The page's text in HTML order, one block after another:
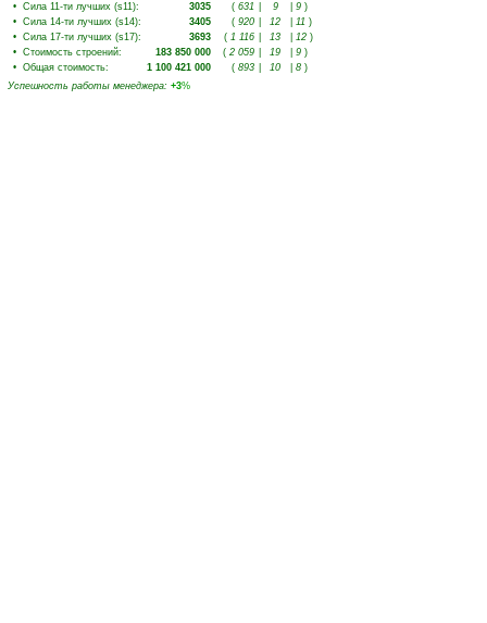
• Сила 11-ти лучших (s11): 3035 ( 631 9 9 )
• Сила 14-ти лучших (s14): 3405 ( 920 12 11 )
• Сила 17-ти лучших (s17): 3693 ( 1 116 13 12 )
• Стоимость строений: 183 850 000 ( 2 059 19 9 )
• Общая стоимость: 1 100 421 000 ( 893 10 8 )
Успешность работы менеджера: +3%